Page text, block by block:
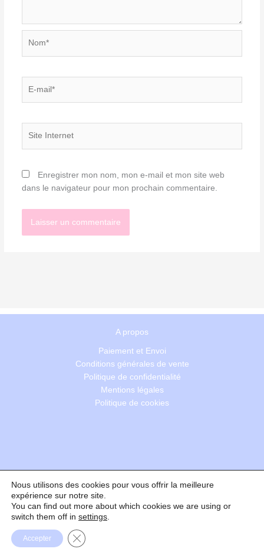
mail*
Enregistrer mon nom, mon e-mail et mon site web
dans le navigateur pour mon prochain commentaire.
A propos
Paiement et Envoi
Conditions générales de vente
Politique de confidentialité
Mentions légales
Politique de cookies
Recherche
Nous utilisons des cookies pour vous offrir la meilleure
expérience sur notre site.
You can find out more about which cookies we are using or
switch them off in settings
Accepter Fermer la bannière des cookies GDPR